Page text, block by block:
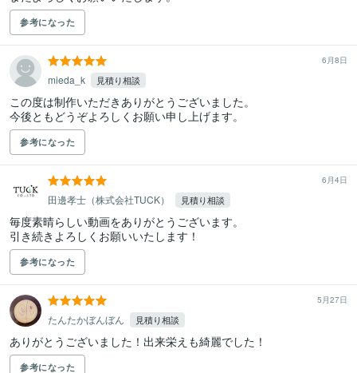
参考になった
6月8日
mieda_k 見積り相談
この度は制作いただきありがとうございました。
今後ともどうぞよろしくお願い申し上げます。
参考になった
6月4日
田邊孝士（株式会社TUCK） 見積り相談
毎度素晴らしい動画をありがとうございます。
引き続きよろしくお願いいたします！
参考になった
5月27日
たんたかぼんぼん 見積り相談
ありがとうございました！出来栄えも綺麗でした！
参考になった